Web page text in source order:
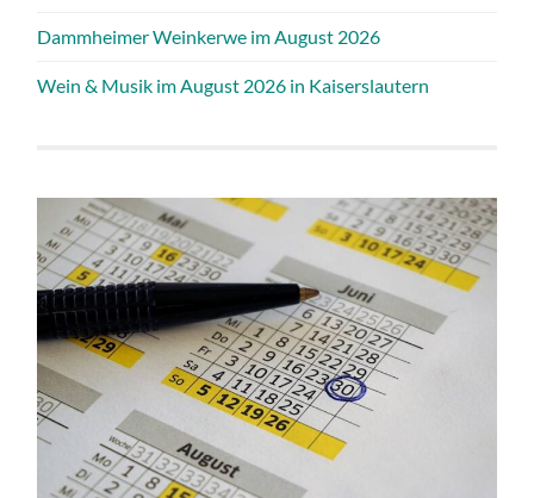
Dammheimer Weinkerwe im August 2026
Wein & Musik im August 2026 in Kaiserslautern